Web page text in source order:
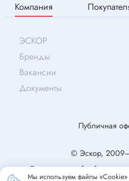
Компания
ЭСКОР
Бренды
Вакансии
Документы
© Эскор,
Согласие на обработку
Публичная
Мы используем файлы «Cookie»